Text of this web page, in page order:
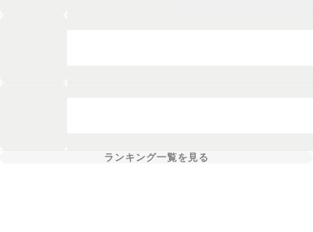
ランキング一覧を見る